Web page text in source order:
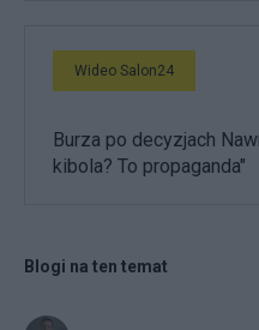
Wideo Salon24
Burza po decyzjach
kibola? To propaganda"
Blogi na ten temat